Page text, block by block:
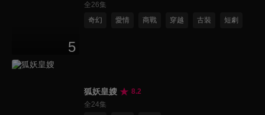
5
全26集
奇幻
愛情 商戰 穿越 古裝 短劇
狐妖皇嫂
8.2
全24集